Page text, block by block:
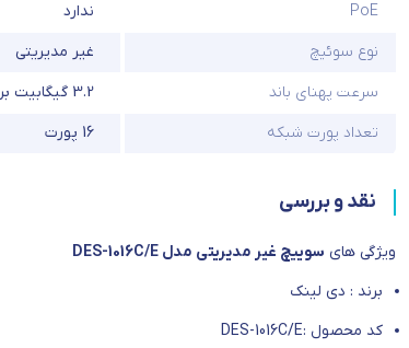
PoE
ندارد
نوع سوئیچ
غیر مدیریتی
سرعت پهنای باند
3.2 گیگابیت بر ثانیه
تعداد پورت شبکه
16 پورت
نقد و بررسی
ویژگی های سوییچ غیر مدیریتی مدل DES-1016C/E
برند : دی لینک
کد محصول :DES-1016C/E